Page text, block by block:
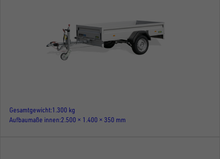
Gesamtgewicht 1.300 kg
Aufbaumaße innen 2.500 × 1.400 × 350 mm